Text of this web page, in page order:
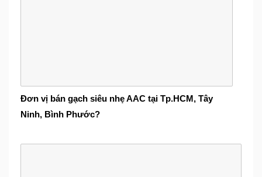
Đơn vị bán gạch siêu nhẹ AAC tại Tp.HCM, Tây
Ninh, Bình Phước?